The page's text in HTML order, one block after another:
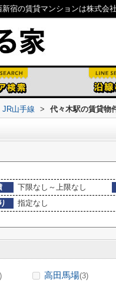
宿の賃貸マンションは株式会
JR山手線 > 代々木駅の賃貸物
下限なし～上限なし
指定なし
高田馬場(3)